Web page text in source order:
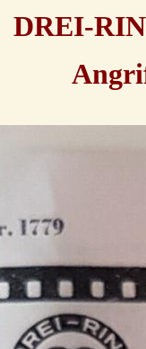
DREI-